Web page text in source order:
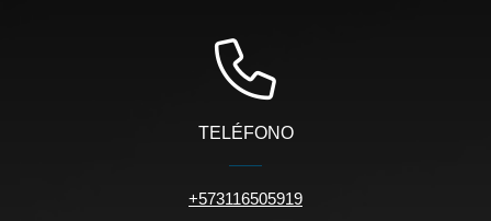
TELÉFONO
+573116505919